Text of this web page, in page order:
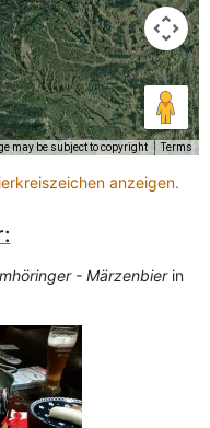
may be subject to copyright Terms
anzeigen.
- Märzenbierin